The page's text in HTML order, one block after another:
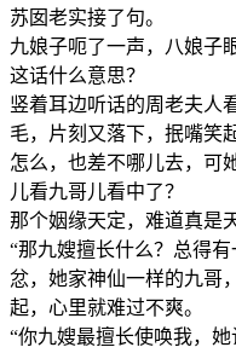
苏囡老实接了句。
九娘子呃了一声，八娘子
这话什么意思？
竖着耳边听话的周老夫人
毛，片刻又落下，抿嘴笑
怎么，也差不哪儿去，可
儿看九哥儿看中了？
那个姻缘天定，难道真是
“那九嫂擅长什么？总得
忿，她家神仙一样的九哥
起，心里就难过不爽。
“你九嫂最擅长使唤我，